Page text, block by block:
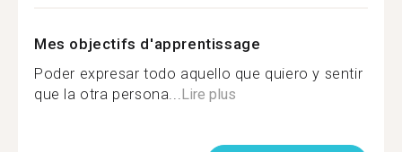
Mes objectifs d'apprentissage
Poder expresar todo aquello que quiero y sentir
que la otra persona... Lire plus